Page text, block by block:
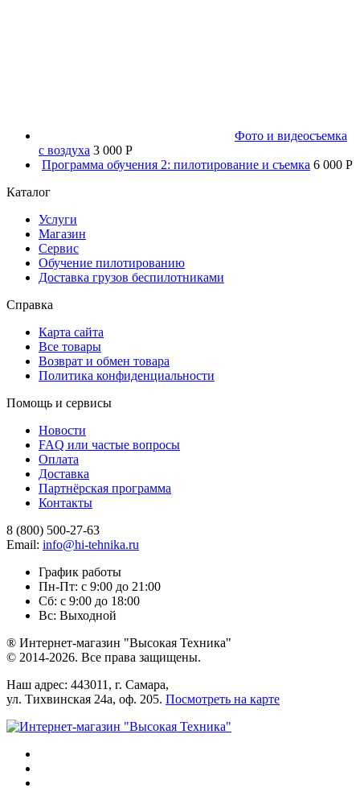
Фото и видеосъемка
с воздуха 3 000 P
Программа обучения 2: пилотирование и съемка 6 000 P
Каталог
Услуги
Магазин
Сервис
Обучение пилотированию
Доставка грузов беспилотниками
Справка
Карта сайта
Все товары
Возврат и обмен товара
Политика конфиденциальности
Помощь и сервисы
Новости
FAQ или частые вопросы
Оплата
Доставка
Партнёрская программа
Контакты
8 (800) 500-27-63
Email: info@hi-tehnika.ru
График работы
Пн-Пт: с 9:00 до 21:00
Сб: с 9:00 до 18:00
Вс: Выходной
® Интернет-магазин "Высокая Техника"
© 2014-2026. Все права защищены.
Наш адрес: 443011, г. Самара,
ул. Тихвинская 24а, оф. 205. Посмотреть на карте